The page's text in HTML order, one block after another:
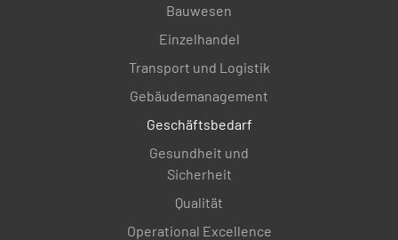
Bauwesen
Einzelhandel
Transport und Logistik
Gebäudemanagement
Geschäftsbedarf
Gesundheit und
Sicherheit
Qualität
Operational Excellence